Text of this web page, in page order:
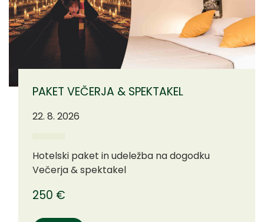
PAKET VEČERJA & SPEKTAKEL
22. 8. 2026
Hotelski paket in udeležba na dogodku
Večerja & spektakel
250 €